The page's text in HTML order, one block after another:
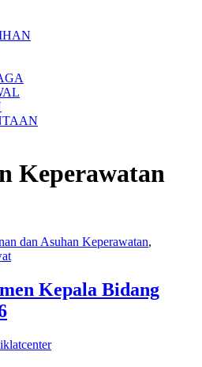
Keperawatan
dan Asuhan Keperawatan,
Kepala Bidang